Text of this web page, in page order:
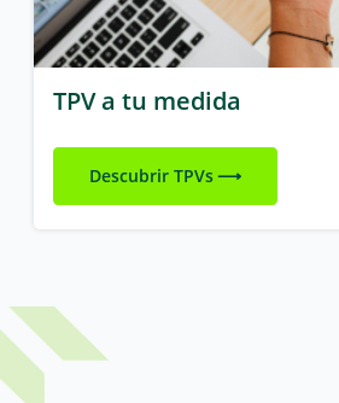
TPV a tu medida
Descubrir TPVs